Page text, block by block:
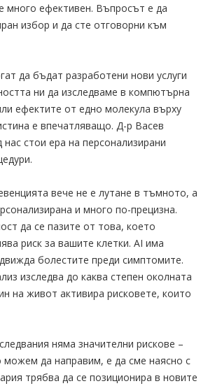
много ефективен. Въпросът е да
избор и да сте отговорни към
да бъдат разработени нови услуги
ни да изследваме в компютърна
ефектите от едно молекула върху
е впечатляващо. Д-р Васев
нас стои ера на персонализирани
вече не е лутане в тъмното, а
и много по-прецизна.
да се пазите от това, което
риск за вашите клетки. AI има
болестите преди симптомите.
изследва до каква степен околната
на живот активира рисковете, които
няма значителни рискове –
да направим, е да сме наясно с
трябва да се позиционира в новите